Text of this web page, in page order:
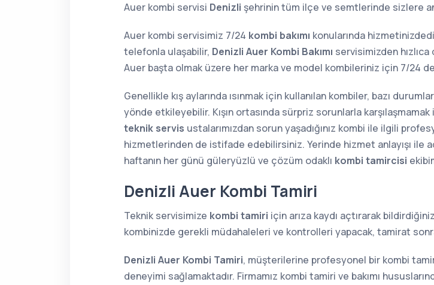
Auer kombi servisi Denizli şehrinin tüm ilçe ve semtlerinde sizlere
Auer kombi servisimiz 7/24 kombi bakımı konularında
telefonla ulaşabilir, Denizli Auer Kombi Bakımı servisimizden
Auer başta olmak üzere her marka ve model kombileriniz için 7/24
Genellikle kış aylarında ısınmak için kullanılan kombiler, bazı
yönde etkileyebilir. Kışın ortasında sürpriz sorunlarla karşılaşmamak
teknik servis ustalarımızdan sorun yaşadığınız kombi ile ilgili
hizmetlerinden de istifade edebilirsiniz. Yerinde hizmet anlayışı ile
haftanın her günü güleryüzlü ve çözüm odaklı kombi tamircisi
Denizli Auer Kombi Tamiri
Teknik servisimize kombi tamiri için arıza kaydı açtırarak
kombinizde gerekli müdahaleleri ve kontrolleri yapacak, tamirat
Denizli Auer Kombi Tamiri, müşterilerine profesyonel bir kombi
deneyimi sağlamaktadır. Firmamız kombi tamiri ve bakımı